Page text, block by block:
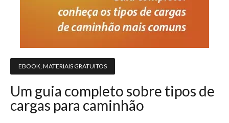
EBOOK MATERIAIS GRATUITOS
Um guia completo sobre tipos de
cargas para caminhão